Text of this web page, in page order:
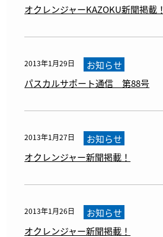
オクレンジャーKAZOKU新聞掲載！
2013年1月29日
お知らせ
パスカルサポート通信 第88号
2013年1月27日
お知らせ
オクレンジャー新聞掲載！
2013年1月26日
お知らせ
オクレンジャー新聞掲載！